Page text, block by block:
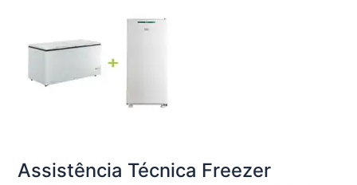
Assistência Técnica Freezer